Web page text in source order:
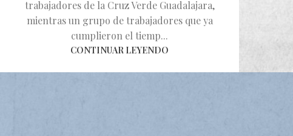
trabajadores de la Cruz Verde Guadalajara,
mientras un grupo de trabajadores que ya
cumplieron el tiemp...
CONTINUAR LEYENDO